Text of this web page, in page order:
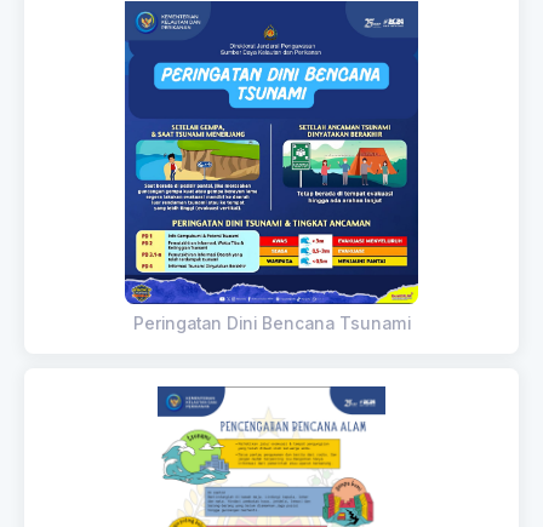
Peringatan Dini Bencana Tsunami